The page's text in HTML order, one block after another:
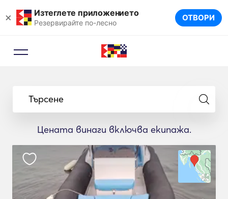
× Изтеглете приложението
Резервирайте по-лесно ОТВОРИ
Търсене
Цената винаги включва екипажа.